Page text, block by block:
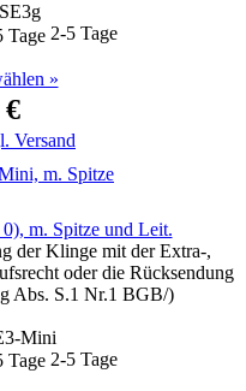
2-5 Tage
»
€
Versand
m. Spitze und Leit.
der Klinge mit der Extra-,
oder die Rücksendung
Abs. S.1 Nr.1 BGB/)
Mini
2-5 Tage